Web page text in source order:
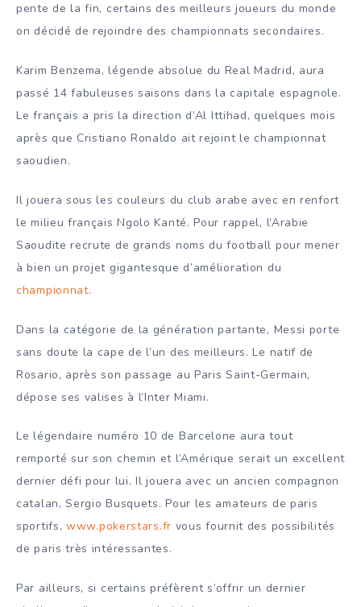
pente de la fin, certains des meilleurs joueurs du monde
on décidé de rejoindre des championnats secondaires.
Karim Benzema, légende absolue du Real Madrid, aura
passé 14 fabuleuses saisons dans la capitale espagnole.
Le français a pris la direction d’Al Ittihad, quelques mois
après que Cristiano Ronaldo ait rejoint le championnat
saoudien.
Il jouera sous les couleurs du club arabe avec en renfort
le milieu français Ngolo Kanté. Pour rappel, l’Arabie
Saoudite recrute de grands noms du football pour mener
à bien un projet gigantesque d’amélioration du
championnat.
Dans la catégorie de la génération partante, Messi porte
sans doute la cape de l’un des meilleurs. Le natif de
Rosario, après son passage au Paris Saint-Germain,
dépose ses valises à l’Inter Miami.
Le légendaire numéro 10 de Barcelone aura tout
remporté sur son chemin et l’Amérique serait un excellent
dernier défi pour lui. Il jouera avec un ancien compagnon
catalan, Sergio Busquets. Pour les amateurs de paris
sportifs,www.pokerstars.fr vous fournit des possibilités
de paris très intéressantes.
Par ailleurs, si certains préfèrent s’offrir un dernier